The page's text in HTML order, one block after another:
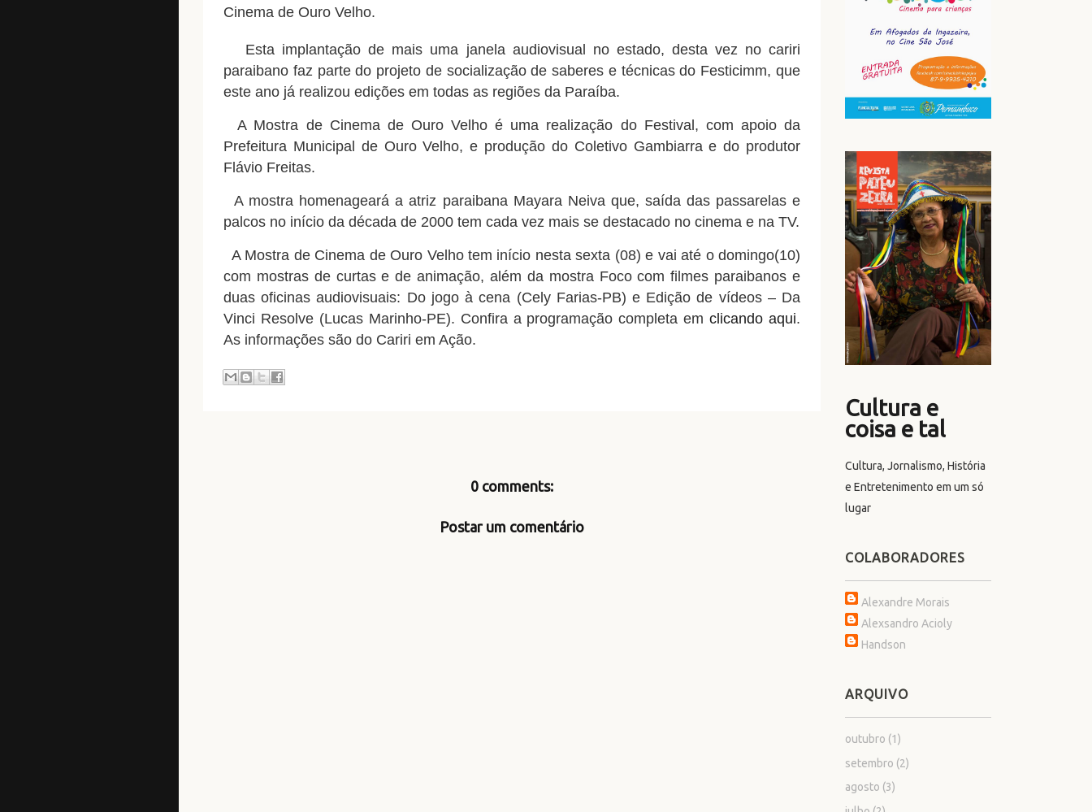
Cinema de Ouro Velho.
Esta implantação de mais uma janela audiovisual no estado, desta vez no cariri
paraibano faz parte do projeto de socialização de saberes e técnicas do Festicimm, que
este ano já realizou edições em todas as regiões da Paraíba.
A Mostra de Cinema de Ouro Velho é uma realização do Festival, com apoio da
Prefeitura Municipal de Ouro Velho, e produção do Coletivo Gambiarra e do produtor
Flávio Freitas.
A mostra homenageará a atriz paraibana Mayara Neiva que, saída das passarelas e
palcos no início da década de 2000 tem cada vez mais se destacado no cinema e na TV.
A Mostra de Cinema de Ouro Velho tem início nesta sexta (08) e vai até o domingo(10)
com mostras de curtas e de animação, além da mostra Foco com filmes paraibanos e
duas oficinas audiovisuais: Do jogo à cena (Cely Farias-PB) e Edição de vídeos – Da
Vinci Resolve (Lucas Marinho-PE). Confira a programação completa emclicando aqui.
As informações são do Cariri em Ação.
0 comments:
Postar um comentário
Cultura e
coisa e tal
Cultura, Jornalismo, História
e Entretenimento em um só
lugar
COLABORADORES
Alexandre Morais
Alexsandro Acioly
Handson
ARQUIVO
outubro (1)
setembro (2)
agosto (3)